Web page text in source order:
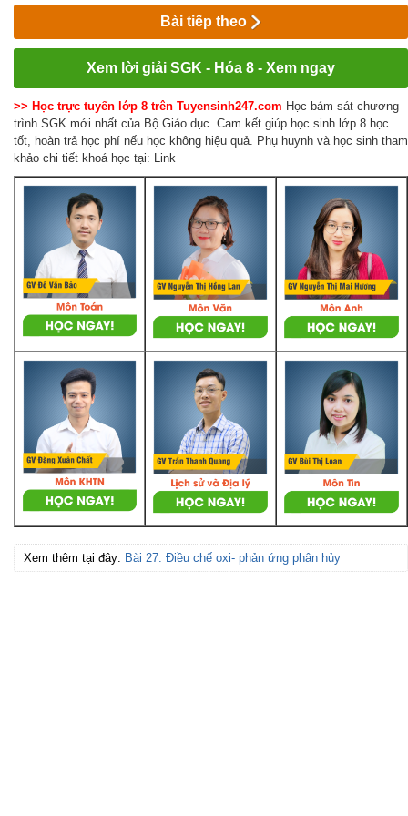
Bài tiếp theo
Xem lời giải SGK - Hóa 8 - Xem ngay
>> Học trực tuyến lớp 8 trên Tuyensinh247.com Học bám sát chương
trình SGK mới nhất của Bộ Giáo dục. Cam kết giúp học sinh lớp 8 học
tốt, hoàn trả học phí nếu học không hiệu quả. Phụ huynh và học sinh tham
khảo chi tiết khoá học tại: Link
Xem thêm tại đây: Bài 27: Điều chế oxi- phản ứng phân hủy